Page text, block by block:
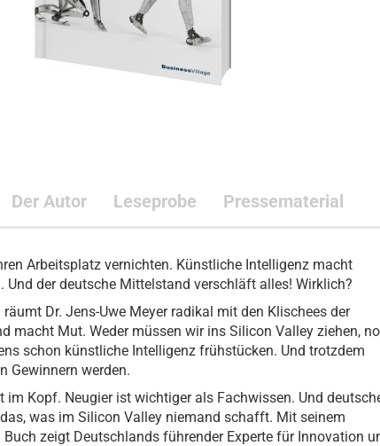
Der Autor Leseprobe Pressematerial
Arbeitsplatz vernichten. Künstliche Intelligenz macht
Und der deutsche Mittelstand verschläft alles! Wirklich?
Dr. Jens-Uwe Meyer radikal mit den Klischees der
macht Mut. Weder müssen wir ins Silicon Valley ziehen,
schon künstliche Intelligenz frühstücken. Und trotzdem
Gewinnern werden.
im Kopf. Neugier ist wichtiger als Fachwissen. Und
was im Silicon Valley niemand schafft. Mit seinem
Buch zeigt Deutschlands führender Experte für Innovation